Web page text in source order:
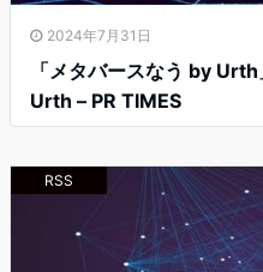
2024年7月31日
「メタバースなう by
Urth – PR TIMES
RSS